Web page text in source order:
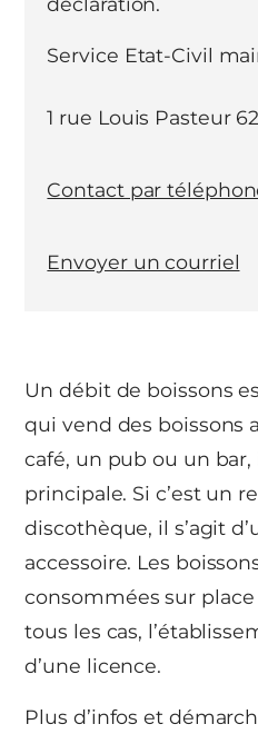
Un débit de boissons
qui vend des boissons
café, un pub ou un bar,
principale. Si c’est un
discothèque, il s’agit
accessoire. Les
consommées sur
tous les cas,
d’une licence.
Plus d’infos et
Service Etat-Civil
1 rue Louis Pasteur
Contact par
Envoyer un courriel